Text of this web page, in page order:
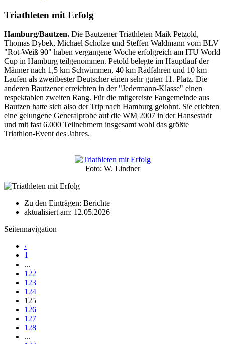
Triathleten mit Erfolg
Hamburg/Bautzen. Die Bautzener Triathleten Maik Petzold,
Thomas Dybek, Michael Scholze und Steffen Waldmann vom BLV
"Rot-Weiß 90" haben vergangene Woche erfolgreich am ITU World
Cup in Hamburg teilgenommen. Petold belegte im Hauptlauf der
Männer nach 1,5 km Schwimmen, 40 km Radfahren und 10 km
Laufen als zweitbester Deutscher einen sehr guten 11. Platz. Die
anderen Bautzener erreichten in der "Jedermann-Klasse" einen
respektablen zweiten Rang. Für die mitgereiste Fangemeinde aus
Bautzen hatte sich also der Trip nach Hamburg gelohnt. Sie erlebten
eine gelungene Generalprobe auf die WM 2007 in der Hansestadt
und mit fast 6.000 Teilnehmern insgesamt wohl das größte
Triathlon-Event des Jahres.
Foto: W. Lindner
Zu den Einträgen: Berichte
aktualisiert am: 12.05.2026
Seitennavigation
‹
1
...
122
123
124
125
126
127
128
...